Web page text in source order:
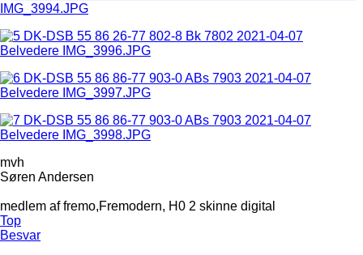
mvh
Søren Andersen
medlem af fremo,Fremodern, H0 2 skinne digital
Top
Besvar